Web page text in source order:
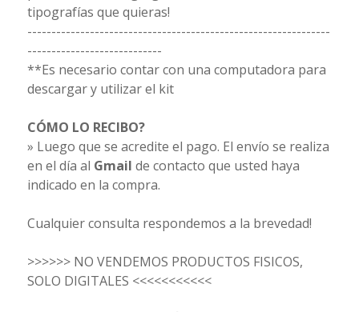
tipografías que quieras!
---------------------------------------------------------------
----------------------------
**Es necesario contar con una computadora para
descargar y utilizar el kit
CÓMO LO RECIBO?
» Luego que se acredite el pago. El envío se realiza
en el día al Gmail de contacto que usted haya
indicado en la compra.
Cualquier consulta respondemos a la brevedad!
>>>>>> NO VENDEMOS PRODUCTOS FISICOS,
SOLO DIGITALES <<<<<<<<<<<